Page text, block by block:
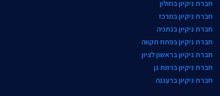
חברת ניקיון בחולון
חברת ניקיון במרכז
חברת ניקיון בנתניה
חברת ניקיון בפתח תקווה
חברת ניקיון בראשון לציון
חברת ניקיון ברמת גן
חברת ניקיון ברעננה